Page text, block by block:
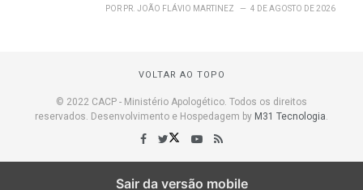
POR PR. JOÃO FLÁVIO MARTINEZ 4 DE AGOSTO DE 2026
VOLTAR AO TOPO
© 2022 CACP - Ministério Apologético. Todos os direitos
reservados. Desenvolvimento e Hospedagem by M31 Tecnologia.
Sair da versão mobile